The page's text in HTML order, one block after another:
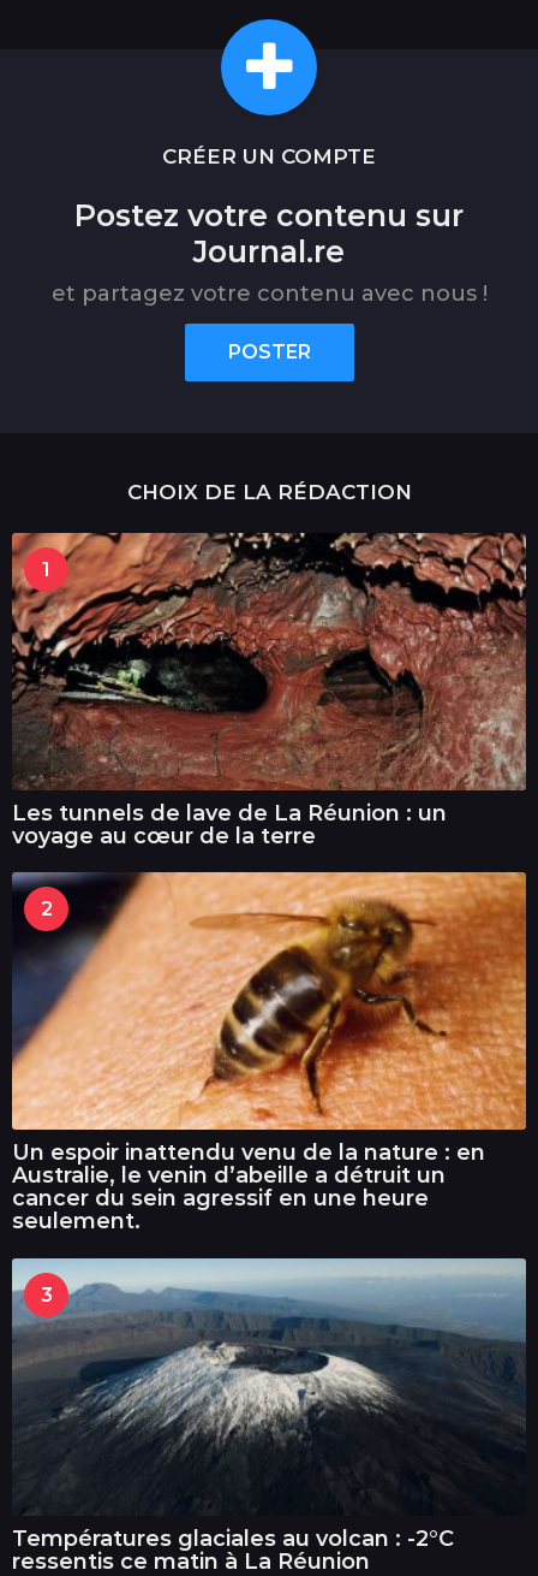
CRÉER UN COMPTE
Postez votre contenu sur
Journal.re
et partagez votre contenu avec nous !
POSTER
CHOIX DE LA RÉDACTION
1
Les tunnels de lave de La Réunion : un
voyage au cœur de la terre
2
Un espoir inattendu venu de la nature : en
Australie, le venin d’abeille a détruit un
cancer du sein agressif en une heure
seulement.
3
Températures glaciales au volcan : -2°C
ressentis ce matin à La Réunion